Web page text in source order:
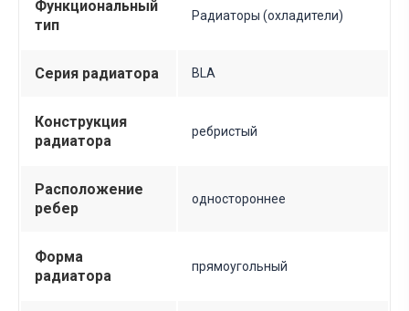
Функциональный
тип
Радиаторы (охладители)
Серия радиатора BLA
Конструкция
радиатора
ребристый
Расположение
ребер
одностороннее
Форма
радиатора
прямоугольный